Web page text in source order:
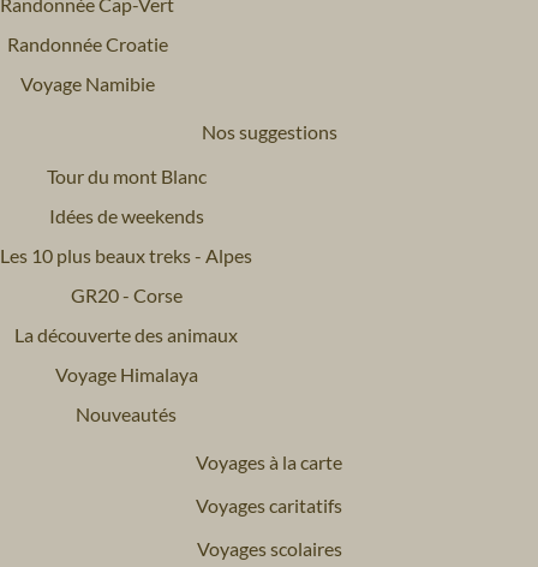
Randonnée Croatie
Voyage Namibie
Nos suggestions
Tour du mont Blanc
Idées de weekends
Les 10 plus beaux treks - Alpes
GR20 - Corse
La découverte des animaux
Voyage Himalaya
Nouveautés
Voyages à la carte
Voyages caritatifs
Voyages scolaires